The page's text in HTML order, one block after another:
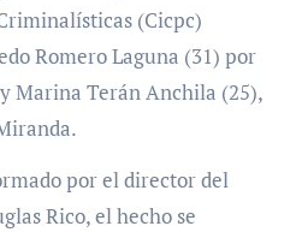
(Cicpc)
Romero Laguna (31) por
Marina Terán Anchila (25),
por el director del
Rico, el hecho se